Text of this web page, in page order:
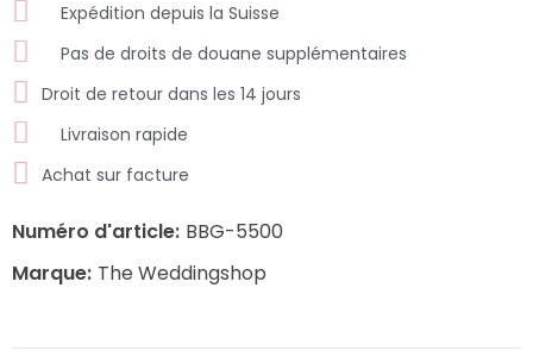
Expédition depuis la Suisse
Pas de droits de douane supplémentaires
Droit de retour dans les 14 jours
Livraison rapide
Achat sur facture
Numéro d'article: BBG-5500
Marque: The Weddingshop